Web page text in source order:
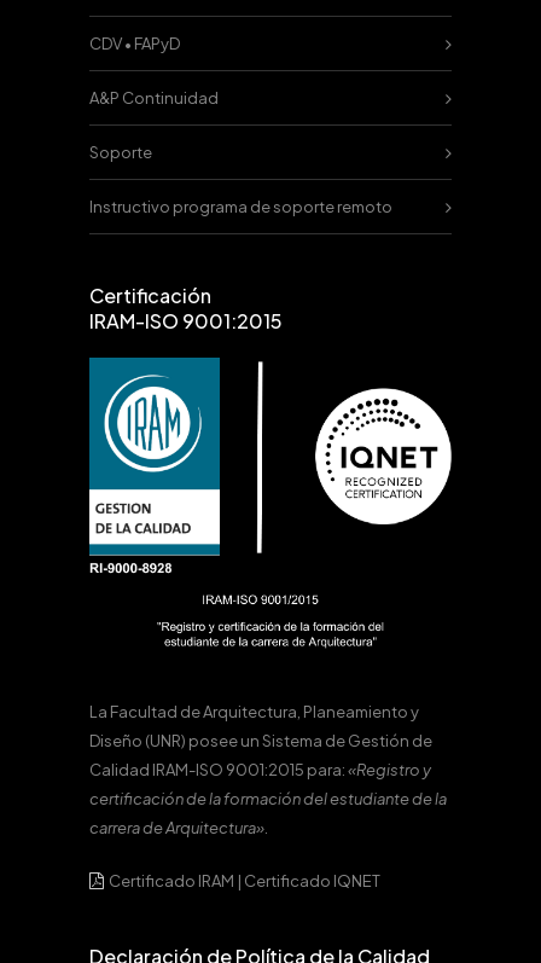
CDV • FAPyD
A&P Continuidad
Soporte
Instructivo programa de soporte remoto
Certificación
IRAM-ISO 9001:2015
La Facultad de Arquitectura, Planeamiento y
Diseño (UNR) posee un Sistema de Gestión de
Calidad IRAM-ISO 9001:2015 para:«Registro y
certificación de la formación del estudiante de la
carrera de Arquitectura».
Certificado IRAM | Certificado IQNET
Declaración de Política de la Calidad